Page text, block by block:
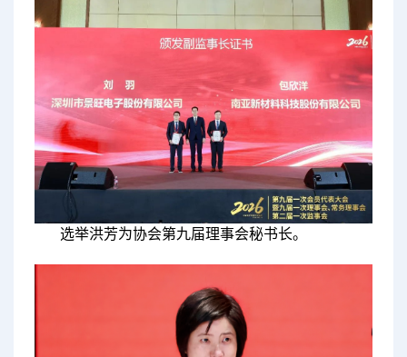
选举洪芳为协会第九届理事会秘书长。